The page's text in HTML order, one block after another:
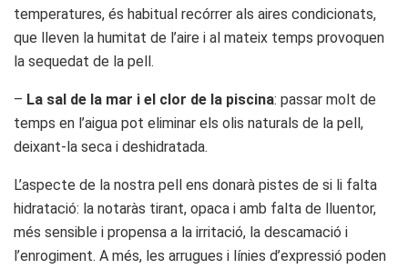
temperatures, és habitual recórrer als aires condicionats,
que lleven la humitat de l’aire i al mateix temps provoquen
la sequedat de la pell.
– La sal de la mar i el clor de la piscina: passar molt de
temps en l’aigua pot eliminar els olis naturals de la pell,
deixant-la seca i deshidratada.
L’aspecte de la nostra pell ens donarà pistes de si li falta
hidratació: la notaràs tirant, opaca i amb falta de lluentor,
més sensible i propensa a la irritació, la descamació i
l’enrogiment. A més, les arrugues i línies d’expressió poden